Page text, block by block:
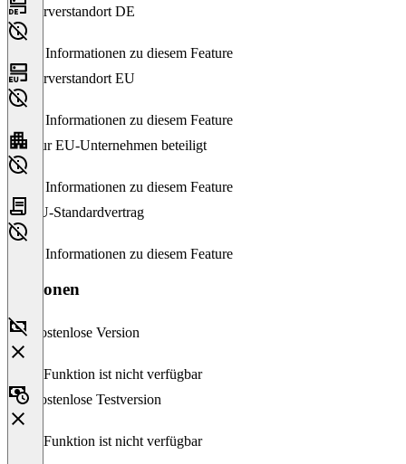
Serverstandort DE
Keine Informationen zu diesem Feature
Serverstandort EU
Keine Informationen zu diesem Feature
Nur EU-Unternehmen beteiligt
Keine Informationen zu diesem Feature
EU-Standardvertrag
Keine Informationen zu diesem Feature
Versionen
Kostenlose Version
Diese Funktion ist nicht verfügbar
Kostenlose Testversion
Diese Funktion ist nicht verfügbar